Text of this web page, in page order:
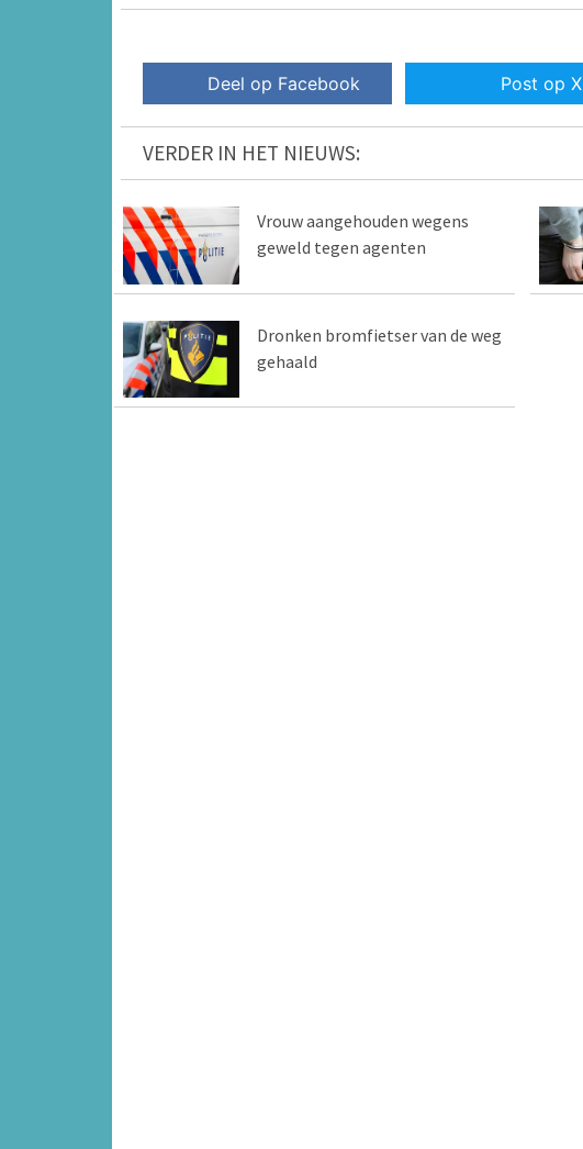
Deel op Facebook Post op X
VERDER IN HET NIEUWS:
Vrouw aangehouden wegens
geweld tegen agenten
Dronken bromfietser van de weg
gehaald